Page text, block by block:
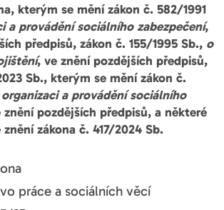
kterým se mění zákon č. 582/1991
a provádění sociálního zabezpečení,
předpisů, zákon č. 155/1995 Sb., o
, ve znění pozdějších předpisů,
Sb., kterým se mění zákon č.
a provádění sociálního
znění pozdějších předpisů, a některé
zákona č. 417/2024 Sb.
práce a sociálních věcí